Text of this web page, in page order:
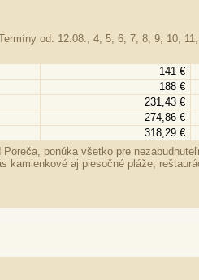
od: 12.08., 4, 5, 6, 7, 8, 9, 10,
141 €
188 €
231,43 €
274,86 €
318,29 €
ponúka všetko pre
aj piesočné pláže,